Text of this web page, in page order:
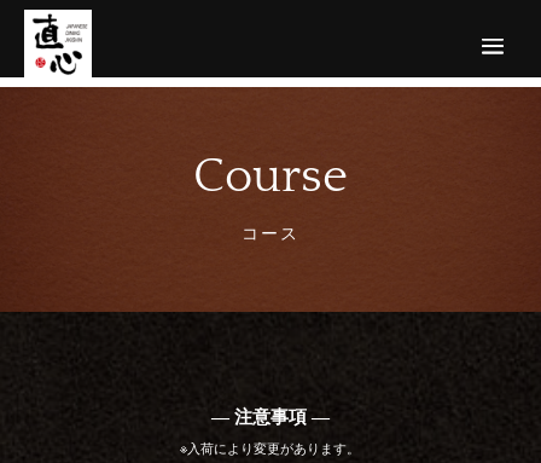
Course
コース
― 注意事項 ―
※入荷により変更があります。